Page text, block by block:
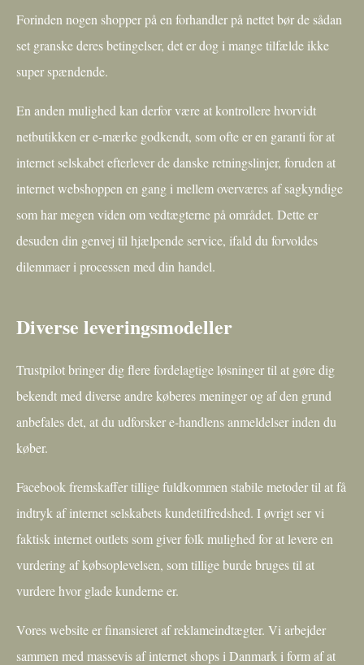
Forinden nogen shopper på en forhandler på nettet bør de sådan
set granske deres betingelser, det er dog i mange tilfælde ikke
super spændende.
En anden mulighed kan derfor være at kontrollere hvorvidt
netbutikken er e-mærke godkendt, som ofte er en garanti for at
internet selskabet efterlever de danske retningslinjer, foruden at
internet webshoppen en gang i mellem overværes af sagkyndige
som har megen viden om vedtægterne på området. Dette er
desuden din genvej til hjælpende service, ifald du forvoldes
dilemmaer i processen med din handel.
Diverse leveringsmodeller
Trustpilot bringer dig flere fordelagtige løsninger til at gøre dig
bekendt med diverse andre køberes meninger og af den grund
anbefales det, at du udforsker e-handlens anmeldelser inden du
køber.
Facebook fremskaffer tillige fuldkommen stabile metoder til at få
indtryk af internet selskabets kundetilfredshed. I øvrigt ser vi
faktisk internet outlets som giver folk mulighed for at levere en
vurdering af købsoplevelsen, som tillige burde bruges til at
vurdere hvor glade kunderne er.
Vores website er finansieret af reklameindtægter. Vi arbejder
sammen med massevis af internet shops i Danmark i form af at